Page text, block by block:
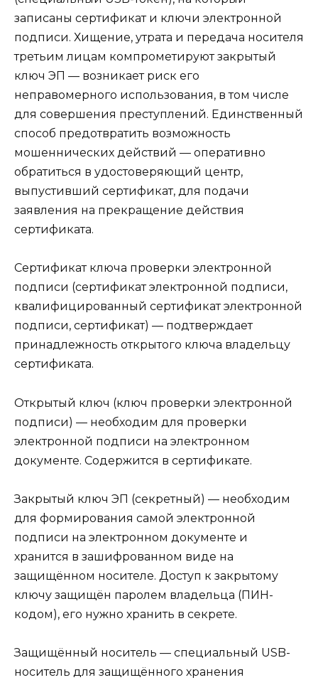
записаны сертификат и ключи электронной
подписи. Хищение, утрата и передача носителя
третьим лицам компрометируют закрытый
ключ ЭП — возникает риск его
неправомерного использования, в том числе
для совершения преступлений. Единственный
способ предотвратить возможность
мошеннических действий — оперативно
обратиться в удостоверяющий центр,
выпустивший сертификат, для подачи
заявления на прекращение действия
сертификата.
Сертификат ключа проверки электронной
подписи (сертификат электронной подписи,
квалифицированный сертификат электронной
подписи, сертификат) — подтверждает
принадлежность открытого ключа владельцу
сертификата.
Открытый ключ (ключ проверки электронной
подписи) — необходим для проверки
электронной подписи на электронном
документе. Содержится в сертификате.
Закрытый ключ ЭП (секретный) — необходим
для формирования самой электронной
подписи на электронном документе и
хранится в зашифрованном виде на
защищённом носителе. Доступ к закрытому
ключу защищён паролем владельца (ПИН-
кодом), его нужно хранить в секрете.
Защищённый носитель — специальный USB-
носитель для защищённого хранения